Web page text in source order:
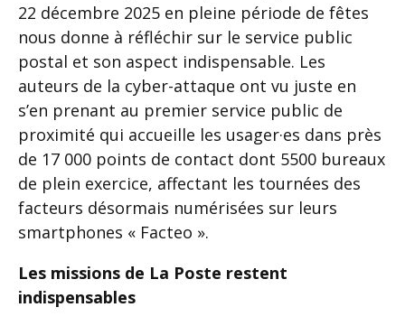
22 décembre 2025 en pleine période de fêtes
nous donne à réfléchir sur le service public
postal et son aspect indispensable. Les
auteurs de la cyber-attaque ont vu juste en
s’en prenant au premier service public de
proximité qui accueille les usager·es dans près
de 17 000 points de contact dont 5500 bureaux
de plein exercice, affectant les tournées des
facteurs désormais numérisées sur leurs
smartphones « Facteo ».
Les missions de La Poste restent
indispensables